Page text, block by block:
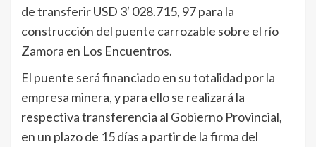
de transferir USD 3′ 028.715, 97 para la
construcción del puente carrozable sobre el río
Zamora en Los Encuentros.
El puente será financiado en su totalidad por la
empresa minera, y para ello se realizará la
respectiva transferencia al Gobierno Provincial,
en un plazo de 15 días a partir de la firma del